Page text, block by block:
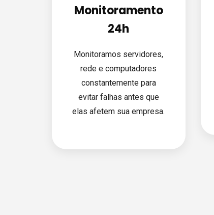
Monitoramento
24h
Monitoramos servidores,
rede e computadores
constantemente para
evitar falhas antes que
elas afetem sua empresa.